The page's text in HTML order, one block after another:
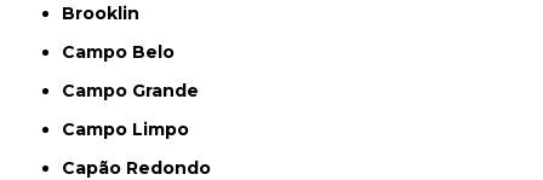
Brooklin
Campo Belo
Campo Grande
Campo Limpo
Capão Redondo